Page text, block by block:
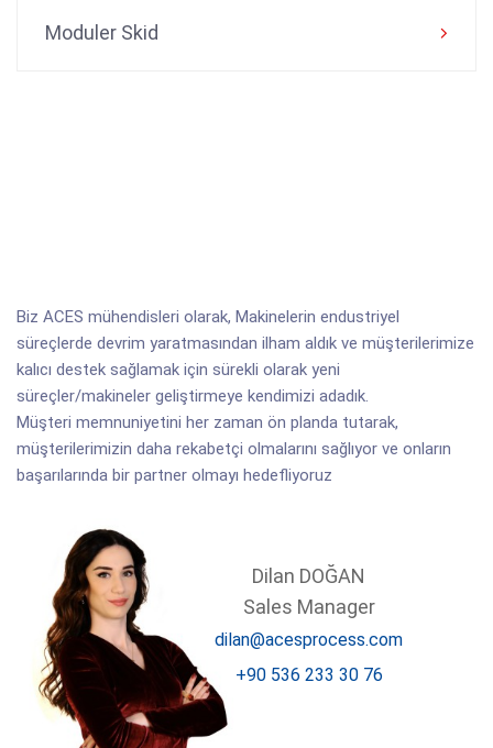
Moduler Skid
Biz ACES mühendisleri olarak, Makinelerin endustriyel
süreçlerde devrim yaratmasından ilham aldık ve müşterilerimize
kalıcı destek sağlamak için sürekli olarak yeni
süreçler/makineler geliştirmeye kendimizi adadık.
Müşteri memnuniyetini her zaman ön planda tutarak,
müşterilerimizin daha rekabetçi olmalarını sağlıyor ve onların
başarılarında bir partner olmayı hedefliyoruz
Dilan DOĞAN
Sales Manager
dilan@acesprocess.com
+90 536 233 30 76